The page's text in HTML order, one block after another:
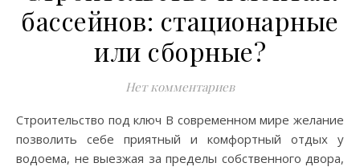
бассейнов: стационарные
или сборные?
Нет комментариев
Строительство под ключ В современном мире желание
позволить себе приятный и комфортный отдых у
водоема, не выезжая за пределы собственного двора,